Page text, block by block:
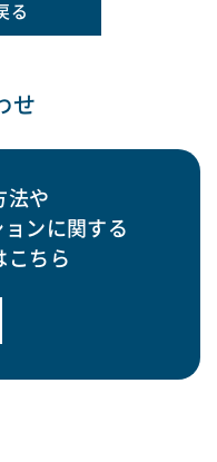
る
せ
法や
ンに関する
こちら